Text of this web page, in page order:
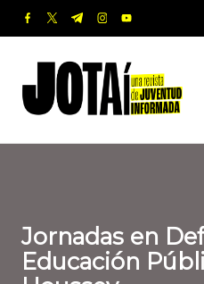
Saltar
contenido
facebook.com
twitter.com
t.me instagram.com
youtube.com
o
t
revista
de
Informada
Jornadas en
Educación